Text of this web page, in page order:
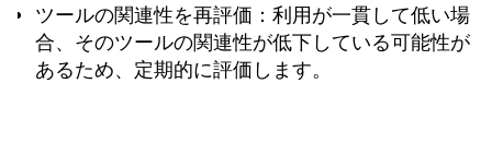
ツールの関連性を再評価 ：利用が一貫して低い場
合、そのツールの関連性が低下している可能性が
あるため、定期的に評価します。